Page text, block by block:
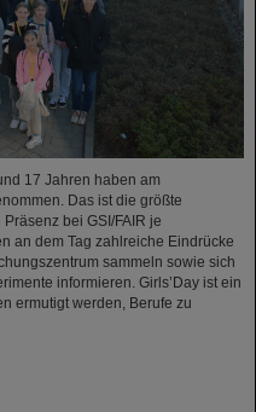
17 Jahren haben am
Das ist die größte
bei GSI/FAIR je
an dem Tag zahlreiche Eindrücke
sammeln sowie sich
informieren. Girls’Day ist ein
ermutigt werden, Berufe zu